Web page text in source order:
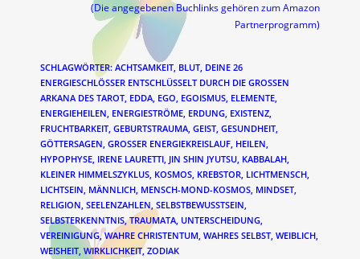
(Die angegebenen Buchlinks gehören zum Amazon
Partnerprogramm)
SCHLAGWÖRTER:ACHTSAMKEIT, BLUT, DEINE 26
ENERGIESCHLÖSSER ENTSCHLÜSSELT DURCH DIE GROSSEN A
RKANA DES TAROT , EDDA, EGO, EGOISMUS, ELEMENTE,
ENERGIEHEILEN, ENERGIESTRÖME, ERDUNG, EXISTENZ,
FRUCHTBARKEIT, GEBURTSTRAUMA, GEIST, GESUNDHEIT,
GÖTTERSAGEN, GROSSER ENERGIEKREISLAUF , HEILEN,
HYPOPHYSE, IRENE LAURETTI, JIN SHIN JYUTSU, KABBALAH,
KLEINER HIMMELSZYKLUS, KOSMOS, KREBSTOR, LICHTMENSCH,
LICHTSEIN, MÄNNLICH, MENSCH-MOND-KOSMOS, MINDSET,
RELIGION, SEELENZAHLEN, SELBSTBEWUSSTSEIN,
SELBSTERKENNTNIS, TRAUMATA, UNTERSCHEIDUNG,
VEREINIGUNG, WAHRE CHRISTENTUM, WAHRES SELBST, WEIBLICH,
WEISHEIT, WIRKLICHKEIT, ZODIAK